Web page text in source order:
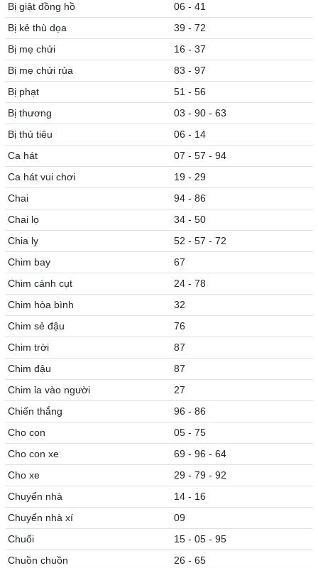
Bị giật đồng hồ
06 - 41
Bị kẻ thù dọa
39 - 72
Bị mẹ chửi
16 - 37
Bị mẹ chửi rủa
83 - 97
Bị phạt
51 - 56
Bị thương
03 - 90 - 63
Bị thủ tiêu
06 - 14
Ca hát
07 - 57 - 94
Ca hát vui chơi
19 - 29
Chai
94 - 86
Chai lọ
34 - 50
Chia ly
52 - 57 - 72
Chim bay
67
Chim cánh cụt
24 - 78
Chim hòa bình
32
Chim sẻ đậu
76
Chim trời
87
Chim đậu
87
Chim ỉa vào người
27
Chiến thắng
96 - 86
Cho con
05 - 75
Cho con xe
69 - 96 - 64
Cho xe
29 - 79 - 92
Chuyển nhà
14 - 16
Chuyển nhà xí
09
Chuối
15 - 05 - 95
Chuồn chuồn
26 - 65